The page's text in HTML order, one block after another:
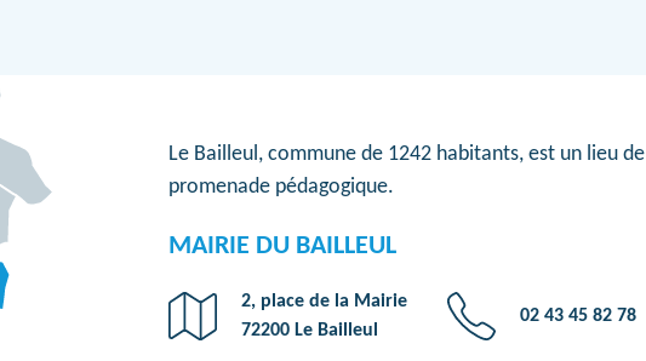
Le Bailleul, commune de 1242 habitants, est un lieu de
promenade pédagogique.
MAIRIE DU BAILLEUL
2, place de la Mairie
72200 Le Bailleul
02 43 45 82 78